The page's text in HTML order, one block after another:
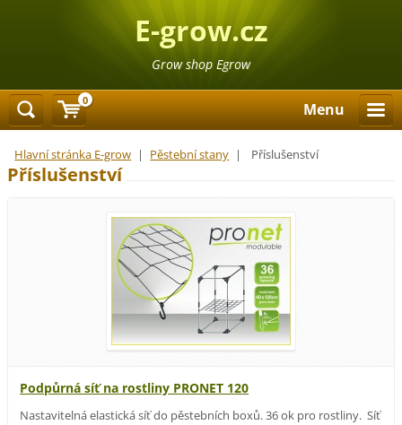
E-grow.cz
Grow shop Egrow
Menu
Hlavní stránka E-grow | Pěstební stany | Příslušenství
Příslušenství
Podpůrná síť na rostliny PRONET 120
Nastavitelná elastická síť do pěstebních boxů. 36 ok pro rostliny. Síť
0